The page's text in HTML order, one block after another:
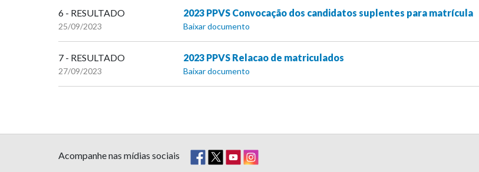
6 - RESULTADO
25/09/2023
2023 PPVS Convocação dos candidatos suplentes para matrícula
Baixar documento
7 - RESULTADO
27/09/2023
2023 PPVS Relacao de matriculados
Baixar documento
Acompanhe nas mídias sociais